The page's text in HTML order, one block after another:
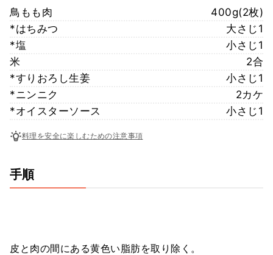
鳥もも肉
400g(2枚)
*はちみつ
大さじ1
*塩
小さじ1
米
2合
*すりおろし生姜
小さじ1
*ニンニク
2カケ
*オイスターソース
小さじ1
料理を安全に楽しむための注意事項
手順
皮と肉の間にある黄色い脂肪を取り除く。